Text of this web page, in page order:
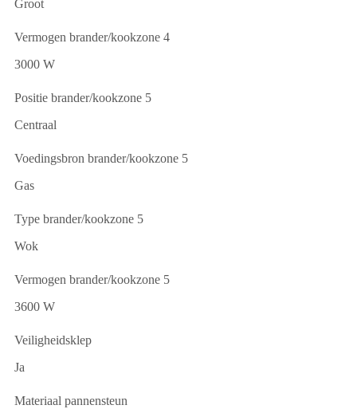
Groot
Vermogen brander/kookzone 4
3000 W
Positie brander/kookzone 5
Centraal
Voedingsbron brander/kookzone 5
Gas
Type brander/kookzone 5
Wok
Vermogen brander/kookzone 5
3600 W
Veiligheidsklep
Ja
Materiaal pannensteun